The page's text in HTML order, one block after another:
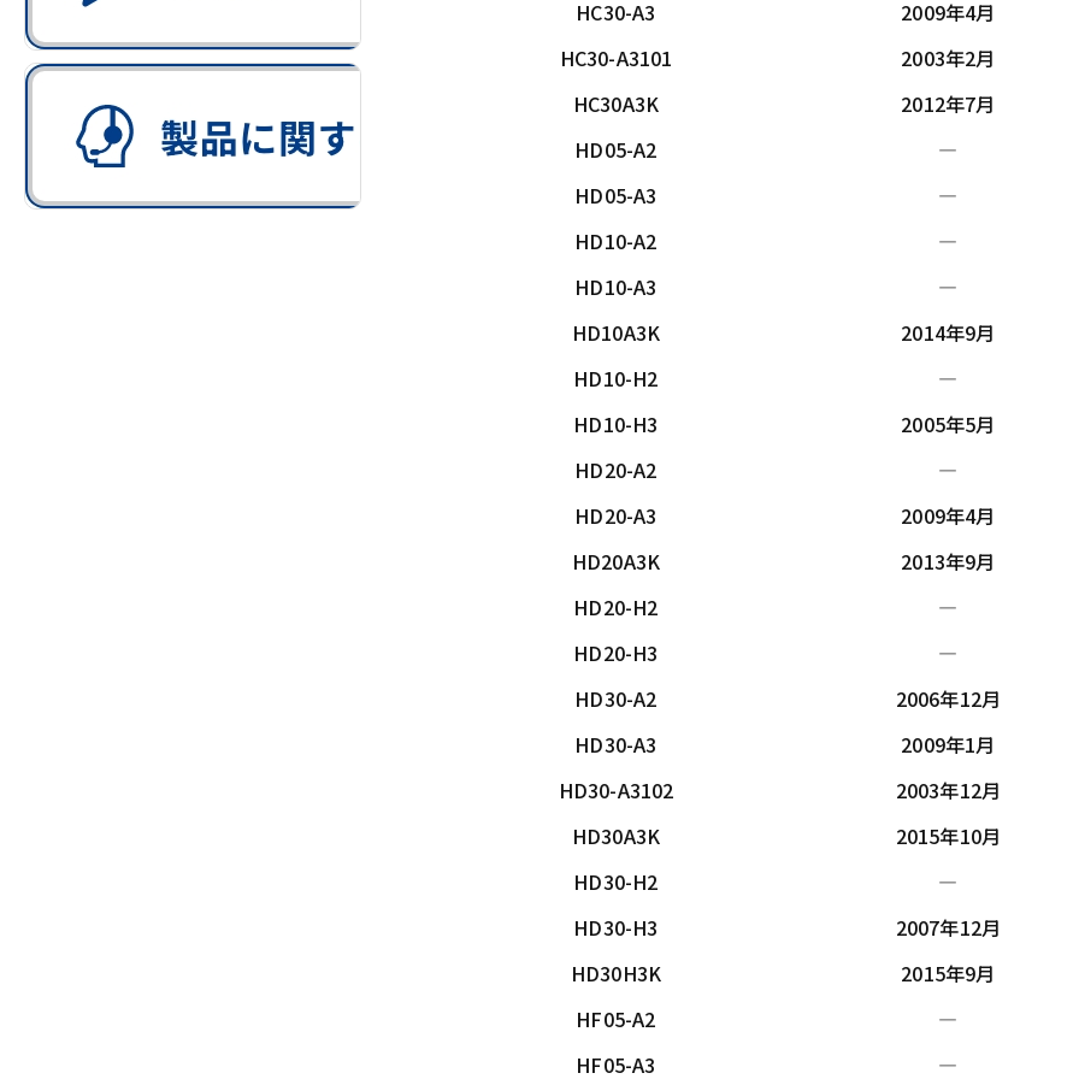
HC30-A3
2009年4月
HC30-A3101
2003年2月
HC30A3K
2012年7月
HD05-A2
―
HD05-A3
―
HD10-A2
―
HD10-A3
―
HD10A3K
2014年9月
HD10-H2
―
HD10-H3
2005年5月
HD20-A2
―
HD20-A3
2009年4月
HD20A3K
2013年9月
HD20-H2
―
HD20-H3
―
HD30-A2
2006年12月
HD30-A3
2009年1月
HD30-A3102
2003年12月
HD30A3K
2015年10月
HD30-H2
―
HD30-H3
2007年12月
HD30H3K
2015年9月
HF05-A2
―
HF05-A3
―